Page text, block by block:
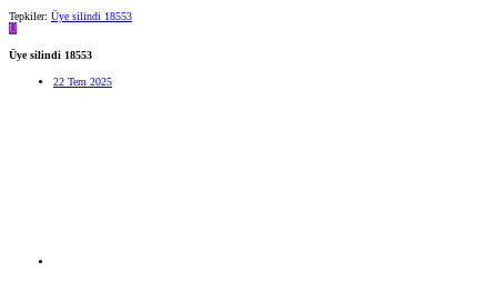
Tepkiler: Üye silindi 18553
Ü
Üye silindi 18553
22 Tem 2025